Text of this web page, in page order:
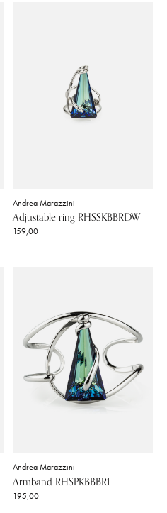
Andrea Marazzini
Adjustable ring RHSSKBBRDW
159,00
Andrea Marazzini
Armband RHSPKBBBR1
195,00